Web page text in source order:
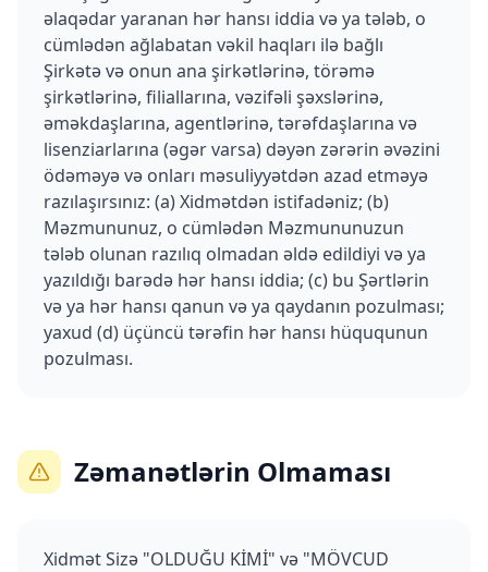
əlaqədar yaranan hər hansı iddia və ya tələb, o
cümlədən ağlabatan vəkil haqları ilə bağlı
Şirkətə və onun ana şirkətlərinə, törəmə
şirkətlərinə, filiallarına, vəzifəli şəxslərinə,
əməkdaşlarına, agentlərinə, tərəfdaşlarına və
lisenziarlarına (əgər varsa) dəyən zərərin əvəzini
ödəməyə və onları məsuliyyətdən azad etməyə
razılaşırsınız: (a) Xidmətdən istifadəniz; (b)
Məzmununuz, o cümlədən Məzmununuzun
tələb olunan razılıq olmadan əldə edildiyi və ya
yazıldığı barədə hər hansı iddia; (c) bu Şərtlərin
və ya hər hansı qanun və ya qaydanın pozulması;
yaxud (d) üçüncü tərəfin hər hansı hüququnun
pozulması.
Zəmanətlərin Olmaması
Xidmət Sizə "OLDUĞU KİMİ" və "MÖVCUD